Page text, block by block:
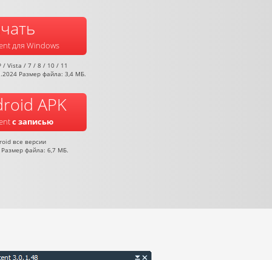
для Windows
/ Vista / 7 / 8 / 10 / 11
Размер файла: 3,4 МБ.
APK
с записью
все версии
Размер файла: 6,7 МБ.